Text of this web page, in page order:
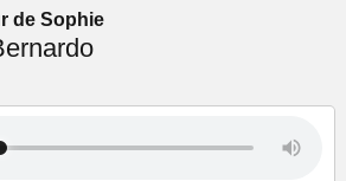
de Sophie